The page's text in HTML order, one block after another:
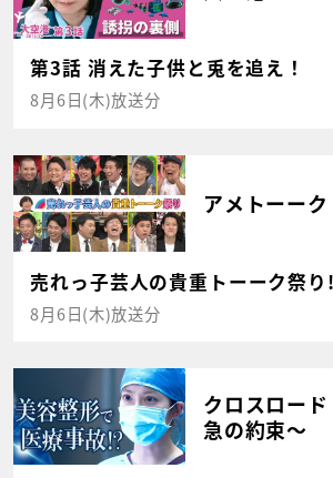
第3話 消えた子供と兎を追え！
8月6日(木)放送分
アメトーーク
売れっ子芸人の貴重トーーク祭
8月6日(木)放送分
クロスロー
急の約束～